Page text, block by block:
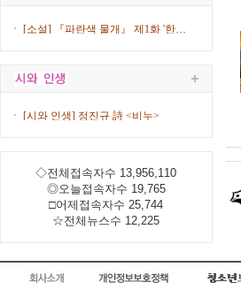
[소설] 『파란색 물개』 제1화 '한복
[시와 인생] 정진규 詩 <비누>
◇전체접속자수 13,956,110
◎오늘접속자수 19,765
□어제접속자수 25,744
☆전체뉴스수 12,225